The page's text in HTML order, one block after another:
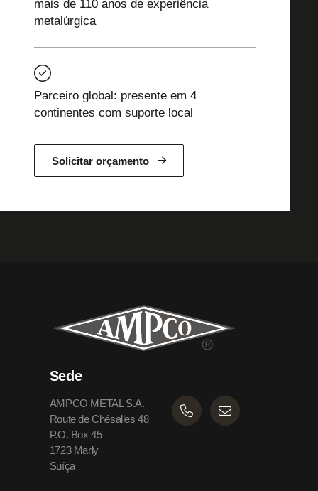
mais de 110 anos de experiência
metalúrgica
Parceiro global: presente em 4
continentes com suporte local
Solicitar orçamento
Sede
AMPCO METAL S.A.
Route de Chésalles 48
P.O. Box 45
1723 Marly
Suíça